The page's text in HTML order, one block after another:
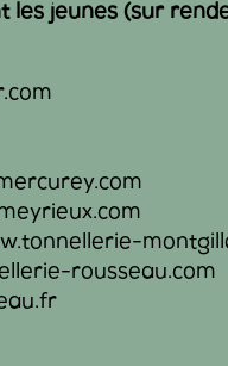
les jeunes (sur
rousseau.com